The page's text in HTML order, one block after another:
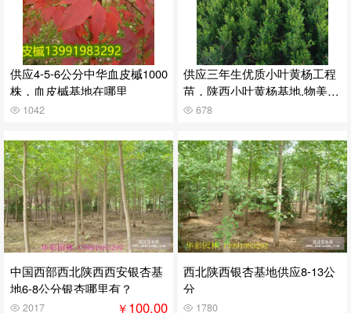
供应4-5-6公分中华血皮槭1000
株，血皮槭基地在哪里
1042
供应三年生优质小叶黄杨工程
苗，陕西小叶黄杨基地,物美价
廉 678
中国西部西北陕西西安银杏基
地6-8公分银杏哪里有？
2017 ￥100.00
西北陕西银杏基地供应8-13公
分
1780